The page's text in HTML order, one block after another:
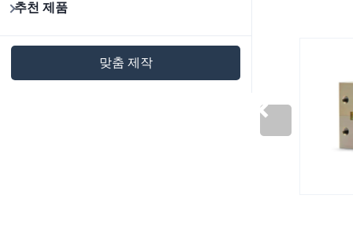
추천 제품
맞춤 제작